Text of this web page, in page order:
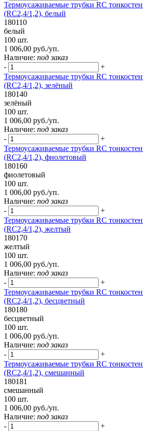
Термоусаживаемые трубки RC
(RC2,4/1,2), белый
180110
белый
100 шт.
1 006,00 руб./уп.
Наличие: под заказ
-
+
Термоусаживаемые трубки RC
(RC2,4/1,2), зелёный
180140
зелёный
100 шт.
1 006,00 руб./уп.
Наличие: под заказ
-
+
Термоусаживаемые трубки RC
(RC2,4/1,2), фиолетовый
180160
фиолетовый
100 шт.
1 006,00 руб./уп.
Наличие: под заказ
-
+
Термоусаживаемые трубки RC
(RC2,4/1,2), желтый
180170
желтый
100 шт.
1 006,00 руб./уп.
Наличие: под заказ
-
+
Термоусаживаемые трубки RC
(RC2,4/1,2), бесцветный
180180
бесцветный
100 шт.
1 006,00 руб./уп.
Наличие: под заказ
-
+
Термоусаживаемые трубки RC
(RC2,4/1,2), смешанный
180181
смешанный
100 шт.
1 006,00 руб./уп.
Наличие: под заказ
-
+